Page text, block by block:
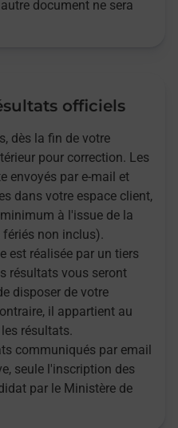
document ne sera
officiels
dès la fin de votre
pour correction. Les
envoyés par e-mail et
dans votre espace client,
à l'issue de la
fériés non inclus).
est réalisée par un tiers
résultats vous seront
disposer de votre
il appartient au
résultats.
communiqués par email
seule l'inscription des
par le Ministère de